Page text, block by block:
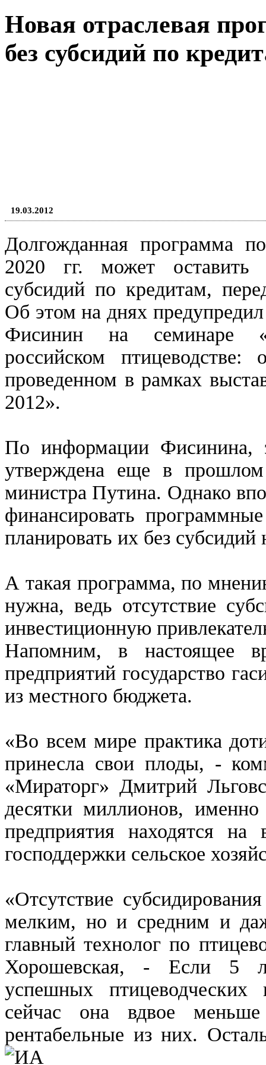
Новая отраслевая
без субсидий по
19.03.2012
Долгожданная программа
2020 гг. может оставить
субсидий по кредитам,
Об этом на днях
Фисинин на семинаре
российском
проведенном в рамках
2012».
По информации Фисинина,
утверждена еще в
министра Путина. Однако
финансировать
планировать их без субсидий
А такая программа, по
нужна, ведь отсутствие
инвестиционную
Напомним, в настоящее
предприятий государство
из местного бюджета.
«Во всем мире практика
принесла свои плоды, -
«Мираторг» Дмитрий
десятки миллионов,
предприятия находятся на
господдержки сельское
«Отсутствие
мелким, но и средним и
главный технолог по
Хорошевская, - Если 5
успешных птицеводческих
сейчас она вдвое
рентабельные из них.